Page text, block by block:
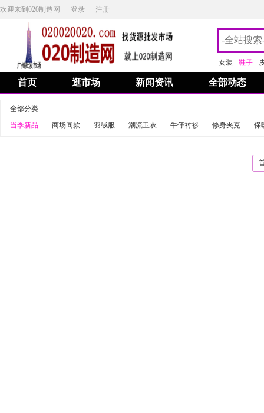
欢迎来到020制造网 登录 注册
女装 鞋子
首页 逛市场 新闻资讯 全部动态
全部分类
当季新品
商场同款 羽绒服 潮流卫衣 牛仔衬衫 修身夹克 保